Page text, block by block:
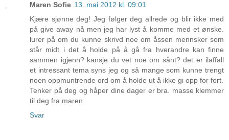
Maren Sofie 13. mai 2012 kl. 09:01
Kjære sjønne deg! Jeg følger deg allrede og blir ikke med
på give away nå men jeg har lyst å komme med et ønske.
lurer på om du kunne skrivd noe om åssen mennsker som
står midt i det å holde på å gå fra hverandre kan finne
sammen igjenn? kansje du vet noe om sånt? det er ilaffall
et intressant tema syns jeg og så mange som kunne trengt
noen oppmuntrende ord om å holde ut å ikke gi opp for fort.
Tenker på deg og håper dine dager er bra. masse klemmer
til deg fra maren
Svar